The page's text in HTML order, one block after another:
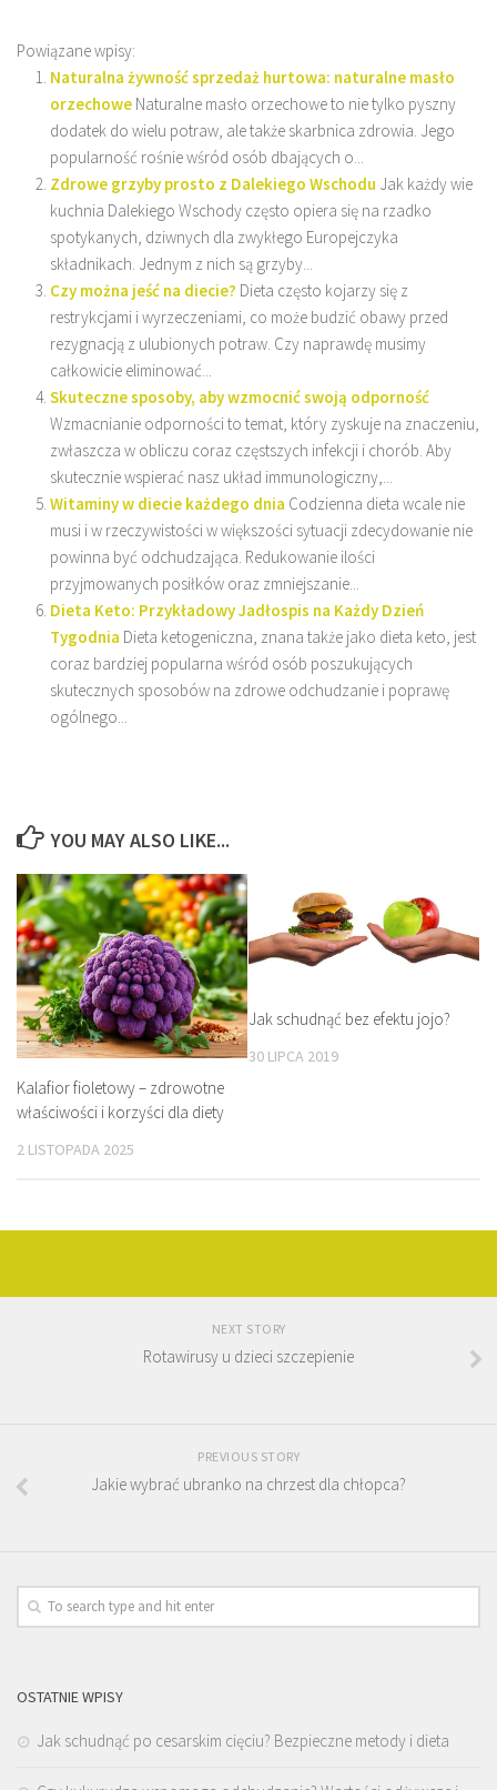
Powiązane wpisy:
Naturalna żywność sprzedaż hurtowa: naturalne masło
orzechowe Naturalne masło orzechowe to nie tylko pyszny
dodatek do wielu potraw, ale także skarbnica zdrowia. Jego
popularność rośnie wśród osób dbających o...
Zdrowe grzyby prosto z Dalekiego Wschodu Jak każdy wie
kuchnia Dalekiego Wschody często opiera się na rzadko
spotykanych, dziwnych dla zwykłego Europejczyka
składnikach. Jednym z nich są grzyby...
Czy można jeść na diecie? Dieta często kojarzy się z
restrykcjami i wyrzeczeniami, co może budzić obawy przed
rezygnacją z ulubionych potraw. Czy naprawdę musimy
całkowicie eliminować...
Skuteczne sposoby, aby wzmocnić swoją odporność
Wzmacnianie odporności to temat, który zyskuje na znaczeniu,
zwłaszcza w obliczu coraz częstszych infekcji i chorób. Aby
skutecznie wspierać nasz układ immunologiczny,...
Witaminy w diecie każdego dnia Codzienna dieta wcale nie
musi i w rzeczywistości w większości sytuacji zdecydowanie nie
powinna być odchudzająca. Redukowanie ilości
przyjmowanych posiłków oraz zmniejszanie...
Dieta Keto: Przykładowy Jadłospis na Każdy Dzień
Tygodnia Dieta ketogeniczna, znana także jako dieta keto, jest
coraz bardziej popularna wśród osób poszukujących
skutecznych sposobów na zdrowe odchudzanie i poprawę
ogólnego...
YOU MAY ALSO LIKE...
Kalafior fioletowy – zdrowotne
właściwości i korzyści dla diety
2 LISTOPADA 2025
Jak schudnąć bez efektu jojo?
30 LIPCA 2019
NEXT STORY
Rotawirusy u dzieci szczepienie
PREVIOUS STORY
Jakie wybrać ubranko na chrzest dla chłopca?
OSTATNIE WPISY
Jak schudnąć po cesarskim cięciu? Bezpieczne metody i dieta